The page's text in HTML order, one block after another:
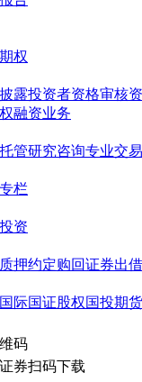
权
露投资者资格审核
融资业务
管研究咨询专业交
栏
资
押约定购回证券出借
际国证股权国投期货
券扫码下载